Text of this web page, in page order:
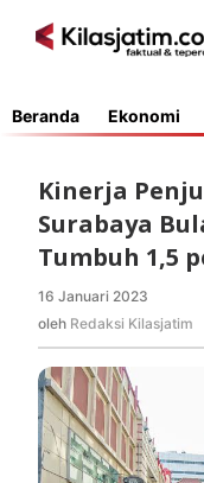
Beranda Ekonomi
Kinerja
Surabaya
Tumbuh 1,5
16 Januari 2023
oleh Redaksi Kilasjatim